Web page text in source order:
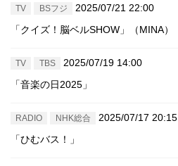
TV BSフジ
2025/07/21 22:00
「クイズ！脳ベルSHOW」（MINA）
TV TBS
2025/07/19 14:00
「音楽の日2025」
RADIO NHK総合
2025/07/17 20:15
「ひむバス！」